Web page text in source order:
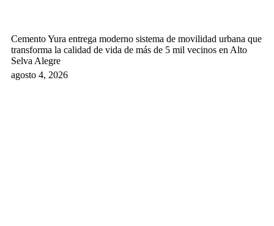
Cemento Yura entrega moderno sistema de movilidad urbana que
transforma la calidad de vida de más de 5 mil vecinos en Alto
Selva Alegre
agosto 4, 2026